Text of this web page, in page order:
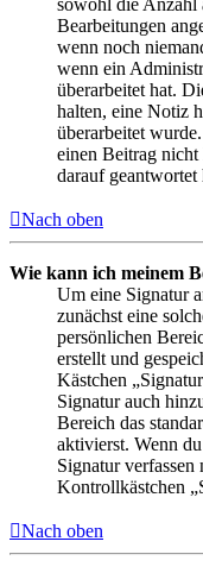
sowohl die Anzahl
Bearbeitungen
wenn noch
wenn ein
überarbeitet hat.
halten, eine Notiz
überarbeitet
einen Beitrag nicht
darauf geantwortet
Nach oben
Wie kann ich meinem
Um eine Signatur
zunächst eine
persönlichen
erstellt und
Kästchen
Signatur auch
Bereich das
aktivierst. Wenn
Signatur verfassen
Kontrollkästchen
Nach oben